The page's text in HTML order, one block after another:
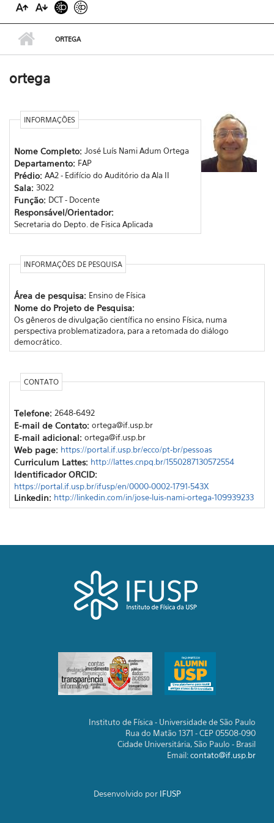
ORTEGA
ortega
INFORMAÇÕES
Nome Completo: José Luís Nami Adum Ortega
Departamento: FAP
Prédio: AA2 - Edifício do Auditório da Ala II
Sala: 3022
Função: DCT - Docente
Responsável/Orientador:
Secretaria do Depto. de Fisica Aplicada
INFORMAÇÕES DE PESQUISA
Área de pesquisa: Ensino de Física
Nome do Projeto de Pesquisa:
Os gêneros de divulgação científica no ensino Física, numa
perspectiva problematizadora, para a retomada do diálogo
democrático.
CONTATO
Telefone: 2648-6492
E-mail de Contato: ortega@if.usp.br
E-mail adicional: ortega@if.usp.br
Web page: https://portal.if.usp.br/ecco/pt-br/pessoas
Curriculum Lattes: http://lattes.cnpq.br/1550287130572554
Identificador ORCID:
https://portal.if.usp.br/ifusp/en/0000-0002-1791-543X
Linkedin: http://linkedin.com/in/jose-luis-nami-ortega-109939233
Instituto de Física - Universidade de São Paulo
Rua do Matão 1371 - CEP 05508-090
Cidade Universitária, São Paulo - Brasil
Email:contato@if.usp.br
Desenvolvido por IFUSP